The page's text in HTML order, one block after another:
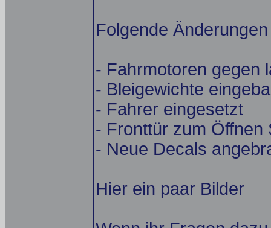
Folgende
- Fahrmotoren gegen
- Bleigewichte
- Fahrer eingesetzt
- Fronttür zum Öffnen
- Neue Decals
Hier ein paar Bilder